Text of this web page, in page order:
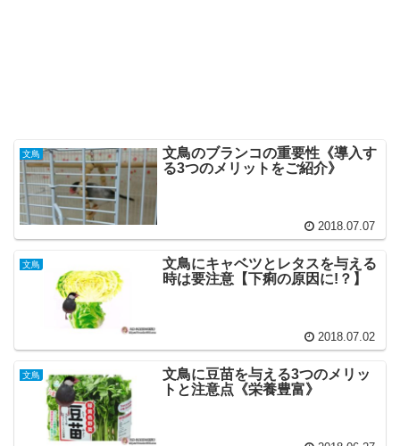
文鳥
文鳥のブランコの重要性《導入す
る3つのメリットをご紹介》
2018.07.07
文鳥
文鳥にキャベツとレタスを与える
時は要注意【下痢の原因に!？】
2018.07.02
文鳥
文鳥に豆苗を与える3つのメリッ
トと注意点《栄養豊富》